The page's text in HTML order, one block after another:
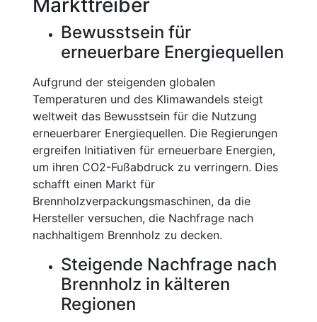
Markttreiber
Bewusstsein für
erneuerbare Energiequellen
Aufgrund der steigenden globalen
Temperaturen und des Klimawandels steigt
weltweit das Bewusstsein für die Nutzung
erneuerbarer Energiequellen. Die Regierungen
ergreifen Initiativen für erneuerbare Energien,
um ihren CO2-Fußabdruck zu verringern. Dies
schafft einen Markt für
Brennholzverpackungsmaschinen, da die
Hersteller versuchen, die Nachfrage nach
nachhaltigem Brennholz zu decken.
Steigende Nachfrage nach
Brennholz in kälteren
Regionen